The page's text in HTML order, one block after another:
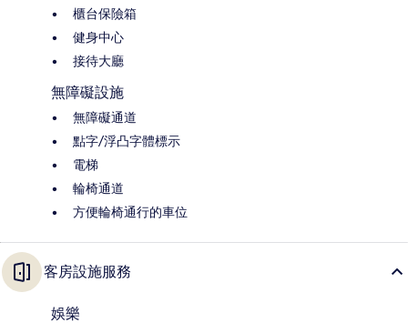
櫃台保險箱
健身中心
接待大廳
無障礙設施
無障礙通道
點字/浮凸字體標示
電梯
輪椅通道
方便輪椅通行的車位
客房設施服務
娛樂